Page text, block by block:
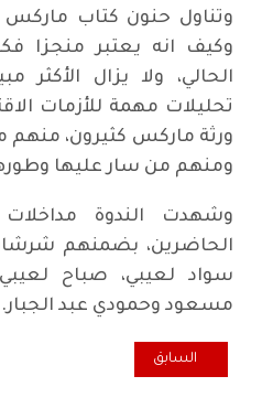
وتناول حنون كتاب ماركس
وكيف انه يعتبر منجزا
الحالي، ولا يزال الأكثر
تحليلات مهمة للأزمات
ورثة ماركس كثيرون، منهم
ومنهم من سار عليها
وشهدت الندوة
الحاضرين، بضمنهم
سواد لعيبي، صباح
مسعود وحمودي عبد الجبار.
المقال السابق: في النجف .. ندوة
السابق